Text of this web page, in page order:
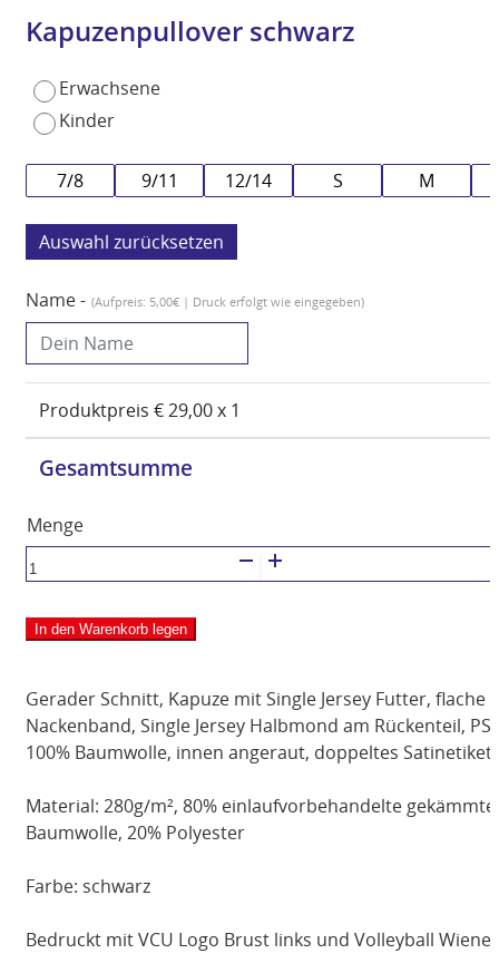
Kapuzenpullover schwarz
Erwachsene
Kinder
7/8 9/11 12/14 S M
zurücksetzen
Name - (Aufpreis: 5,00€ | Druck erfolgt wie eingegeben)
Produktpreis €29,00x 1
Gesamtsumme
Kapuzenpullover
schwarz
Menge
In den Warenkorb legen
Gerader Schnitt, Kapuze mit Single Jersey Futter,
Nackenband, Single Jersey Halbmond am Rückenteil,
100% Baumwolle, innen angeraut, doppeltes
Material: 280g/m², 80% einlaufvorbehandelte
Baumwolle, 20% Polyester
Farbe: schwarz
Bedruckt mit VCU Logo Brust links und Volleyball